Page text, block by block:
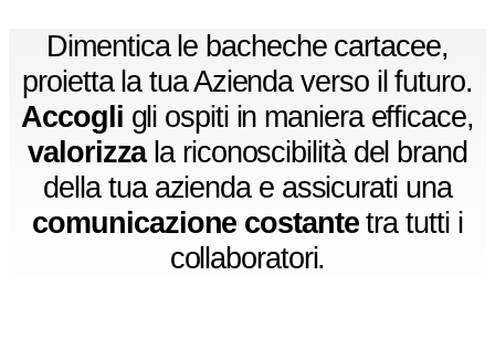
Dimentica le bacheche cartacee,
proietta la tua Azienda verso il futuro.
Accogli gli ospiti in maniera efficace,
valorizzala riconoscibilità del brand
della tua azienda e assicurati una
comunicazione costantetra tutti i
collaboratori.